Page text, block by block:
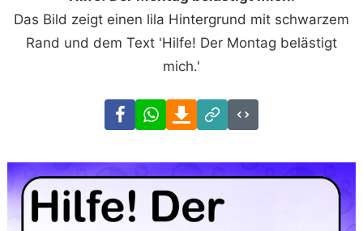
Das Bild zeigt einen lila Hintergrund mit schwarzem
Rand und dem Text 'Hilfe! Der Montag belästigt
mich.'
FacebookWhatsAppDownload
Link
Code